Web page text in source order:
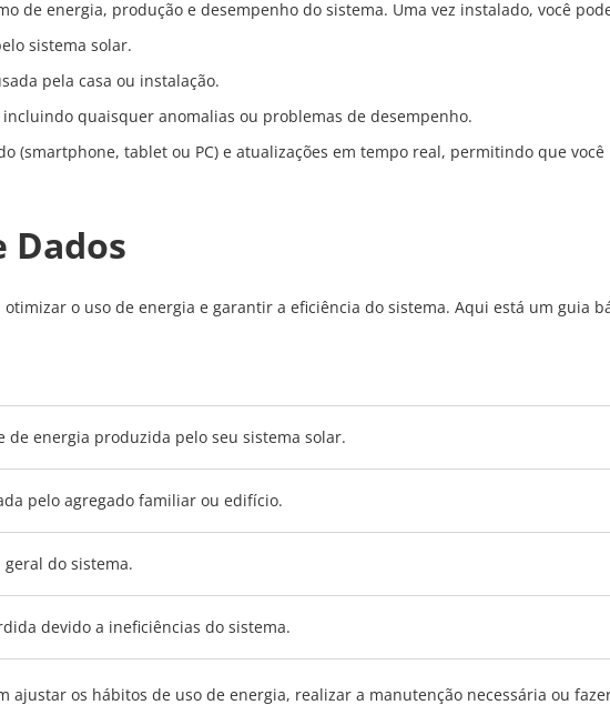
de energia, produção e desempenho do sistema. Uma vez instalado, você
sistema solar.
pela casa ou instalação.
quaisquer anomalias ou problemas de desempenho.
(smartphone, tablet ou PC) e atualizações em tempo real, permitindo que
Dados
otimizar o uso de energia e garantir a eficiência do sistema. Aqui está um guia
de energia produzida pelo seu sistema solar.
pelo agregado familiar ou edifício.
geral do sistema.
devido a ineficiências do sistema.
os hábitos de uso de energia, realizar a manutenção necessária ou